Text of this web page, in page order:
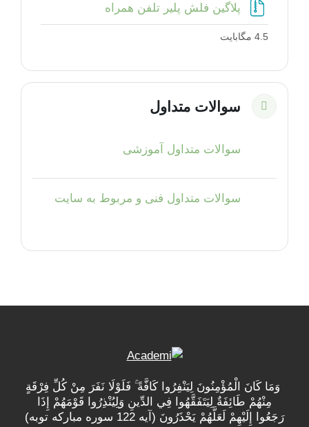
پلاگین فلش پلیر تلفن همراه
4.5 مگابایت
جمع‌کردنسوالات متداول
سوالات متداول آموزشی
سوالات متداول فنی و مربوط به سایت
وَمَا كَانَ الْمُؤْمِنُونَ لِيَنْفِرُوا كَافَّةً ۚ فَلَوْلَا نَفَرَ مِنْ كُلِّ فِرْقَةٍ
مِنْهُمْ طَائِفَةٌ لِيَتَفَقَّهُوا فِي الدِّينِ وَلِيُنْذِرُوا قَوْمَهُمْ إِذَا
رَجَعُوا إِلَيْهِمْ لَعَلَّهُمْ يَحْذَرُونَ (آیه 122 سوره مبارکه توبه)